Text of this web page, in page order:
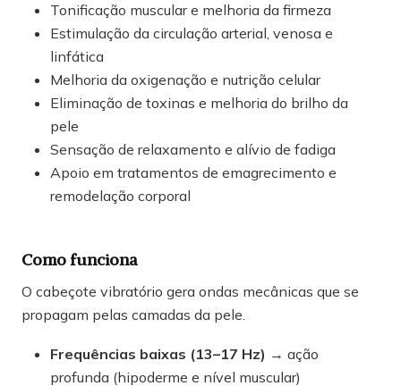
Tonificação muscular e melhoria da firmeza
Estimulação da circulação arterial, venosa e
linfática
Melhoria da oxigenação e nutrição celular
Eliminação de toxinas e melhoria do brilho da
pele
Sensação de relaxamento e alívio de fadiga
Apoio em tratamentos de emagrecimento e
remodelação corporal
Como funciona
O cabeçote vibratório gera ondas mecânicas que se
propagam pelas camadas da pele.
Frequências baixas (13–17 Hz) → ação
profunda (hipoderme e nível muscular)